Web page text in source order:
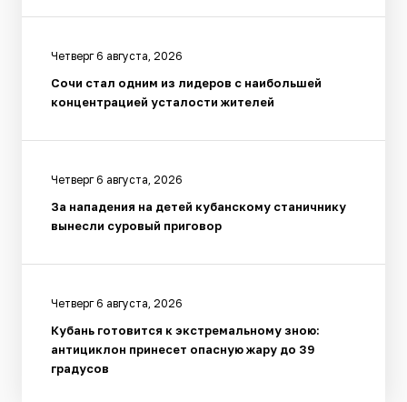
Четверг 6 августа, 2026
Сочи стал одним из лидеров с наибольшей
концентрацией усталости жителей
Четверг 6 августа, 2026
За нападения на детей кубанскому станичнику
вынесли суровый приговор
Четверг 6 августа, 2026
Кубань готовится к экстремальному зною:
антициклон принесет опасную жару до 39
градусов